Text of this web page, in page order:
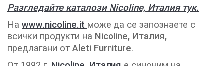
Разгледайте каталози Nicoline, Италия тук.
На www.nicoline.it може да се запознаете с
всички продукти на Nicoline, Италия,
предлагани от Aleti Furniture.